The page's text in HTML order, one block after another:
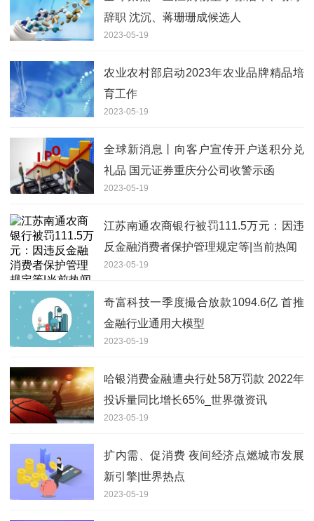
辞职 沈沉、蒋珊珊成候选人
2023-05-19
农业农村部启动2023年农业品牌精品培
育工作
2023-05-19
全球新消息丨向客户宣传开户送积分兑
礼品 国元证券重庆分公司收警示函
2023-05-19
江苏南通农商银行被罚111.5万元：因违
反金融消费者保护管理规定等|当前热闻
2023-05-19
奇富科技一季度撮合放款1094.6亿 首推
金融行业通用大模型
2023-05-19
哈银消费金融遭央行处58万罚款 2022年
投诉量同比增长65%_世界微资讯
2023-05-19
扩内需、促消费 夜间经济点燃城市发展
新引擎|世界热点
2023-05-19